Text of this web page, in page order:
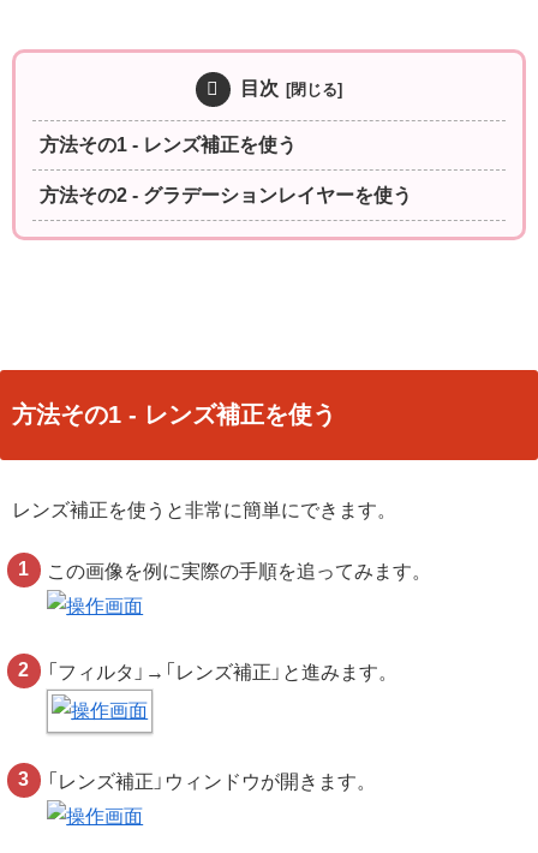
目次
方法その1 - レンズ補正を使う
方法その2 - グラデーションレイヤーを使う
方法その1 - レンズ補正を使う
レンズ補正を使うと非常に簡単にできます。
この画像を例に実際の手順を追ってみます。
「フィルタ」→「レンズ補正」と進みます。
「レンズ補正」ウィンドウが開きます。